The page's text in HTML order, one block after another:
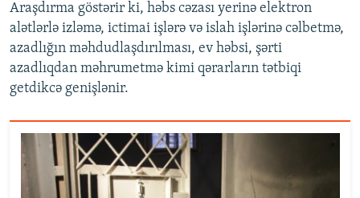
Araşdırma göstərir ki, həbs cəzası yerinə elektron
alətlərlə izləmə, ictimai işlərə və islah işlərinə cəlbetmə,
azadlığın məhdudlaşdırılması, ev həbsi, şərti
azadlıqdan məhrumetmə kimi qərarların tətbiqi
getdikcə genişlənir.